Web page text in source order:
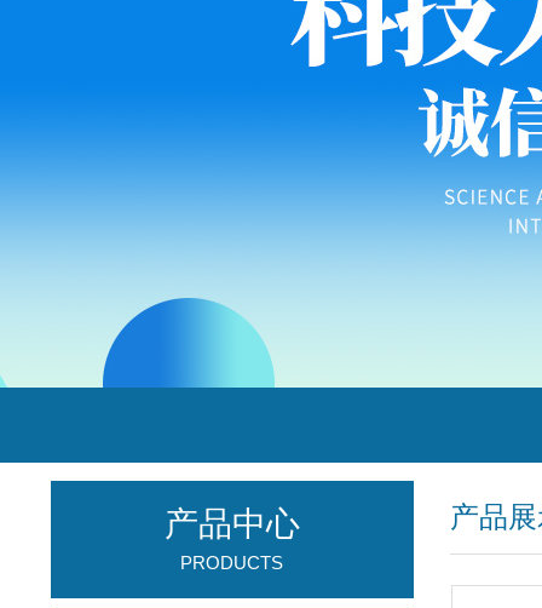
产品
产品中心
PRODUCTS